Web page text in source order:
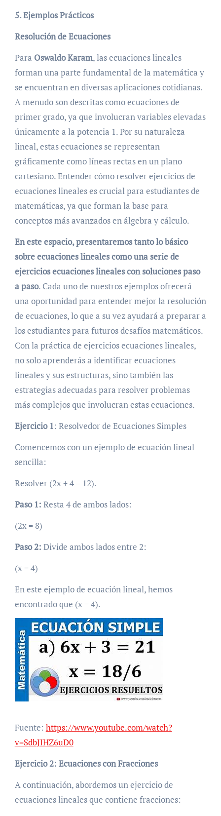
5. Ejemplos Prácticos
Resolución de Ecuaciones
Para Oswaldo Karam, las ecuaciones lineales
forman una parte fundamental de la matemática y
se encuentran en diversas aplicaciones cotidianas.
A menudo son descritas como ecuaciones de
primer grado, ya que involucran variables elevadas
únicamente a la potencia 1. Por su naturaleza
lineal, estas ecuaciones se representan
gráficamente como líneas rectas en un plano
cartesiano. Entender cómo resolver ejercicios de
ecuaciones lineales es crucial para estudiantes de
matemáticas, ya que forman la base para
conceptos más avanzados en álgebra y cálculo.
En este espacio, presentaremos tanto lo básico
sobre ecuaciones lineales como una serie de
ejercicios ecuaciones lineales con soluciones paso
a paso. Cada uno de nuestros ejemplos ofrecerá
una oportunidad para entender mejor la resolución
de ecuaciones, lo que a su vez ayudará a preparar a
los estudiantes para futuros desafíos matemáticos.
Con la práctica de ejercicios ecuaciones lineales,
no solo aprenderás a identificar ecuaciones
lineales y sus estructuras, sino también las
estrategias adecuadas para resolver problemas
más complejos que involucran estas ecuaciones.
Ejercicio 1: Resolvedor de Ecuaciones Simples
Comencemos con un ejemplo de ecuación lineal
sencilla:
Resolver (2x + 4 = 12).
Paso 1: Resta 4 de ambos lados:
(2x = 8)
Paso 2: Divide ambos lados entre 2:
(x = 4)
En este ejemplo de ecuación lineal, hemos
encontrado que (x = 4).
Fuente: https://www.youtube.com/watch?
v=SdbJIHZ6uD0
Ejercicio 2: Ecuaciones con Fracciones
A continuación, abordemos un ejercicio de
ecuaciones lineales que contiene fracciones: